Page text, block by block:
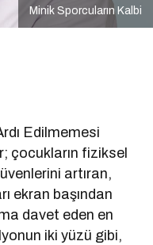
Minik Sporcuların Kalbi
Edilmemesi
çocukların fiziksel
artıran,
ekran başından
davet eden en
iki yüzü gibi,